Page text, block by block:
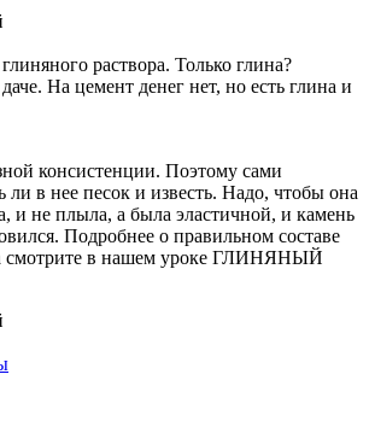
раствора. Только глина?
На цемент денег нет, но есть глина и
консистенции. Поэтому сами
ли в нее песок и известь. Надо, чтобы она
и не плыла, а была эластичной, и камень
Подробнее о правильном составе
смотрите в нашем уроке ГЛИНЯНЫЙ